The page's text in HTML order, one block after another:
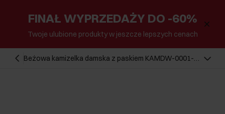
FINAŁ WYPRZEDAŻY DO -60%
Twoje ulubione produkty w jeszcze lepszych cenach
Beżowa kamizelka damska z paskiem KAMDW-0001-